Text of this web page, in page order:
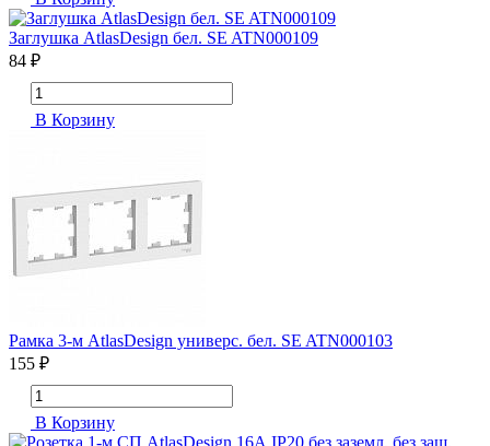
Заглушка AtlasDesign бел. SE ATN000109
84 ₽
В Корзину
Рамка 3-м AtlasDesign универс. бел. SE ATN000103
155 ₽
В Корзину